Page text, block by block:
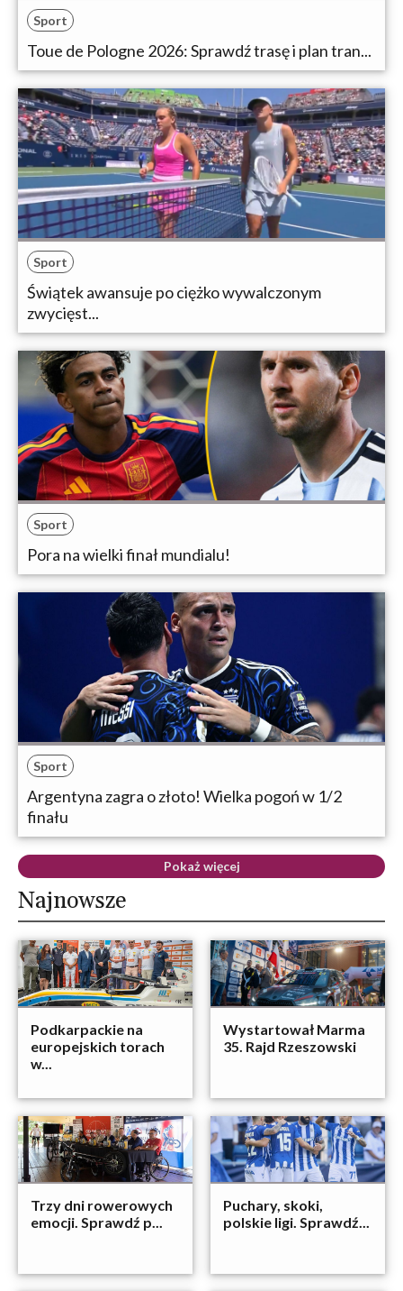
Sport
Toue de Pologne 2026: Sprawdź trasę i plan tran...
Sport
Świątek awansuje po ciężko wywalczonym
zwycięst...
Sport
Pora na wielki finał mundialu!
Sport
Argentyna zagra o złoto! Wielka pogoń w 1/2
finału
Pokaż więcej
Najnowsze
Podkarpackie na
europejskich torach
w...
Wystartował Marma
35. Rajd Rzeszowski
Trzy dni rowerowych
emocji. Sprawdź p...
Puchary, skoki,
polskie ligi. Sprawdź...